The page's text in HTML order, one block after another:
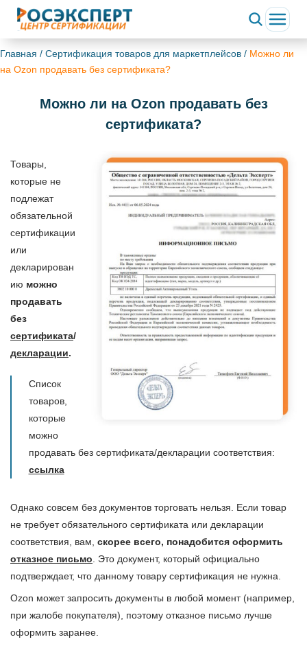
Главная / Сертификация товаров для маркетплейсов / Можно ли
на Ozon продавать без сертификата?
Можно ли на Ozon продавать без
сертификата?
Товары,
которые не
подлежат
обязательной
сертификации
или
декларирован
ию можно
продавать
без
сертификата/
декларации.
Список
товаров,
которые
можно
продавать без сертификата/декларации соответствия:
ссылка
Однако совсем без документов торговать нельзя. Если товар
не требует обязательного сертификата или декларации
соответствия, вам, скорее всего, понадобится оформить
отказное письмо . Это документ, который официально
подтверждает, что данному товару сертификация не нужна.
Ozon может запросить документы в любой момент (например,
при жалобе покупателя), поэтому отказное письмо лучше
оформить заранее.